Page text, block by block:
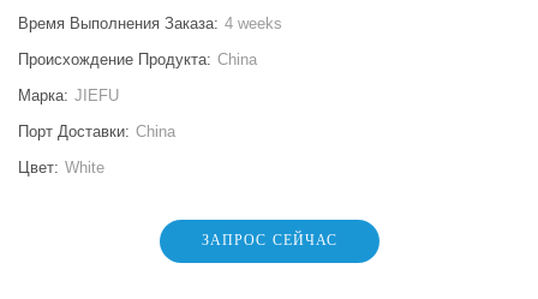
Время Выполнения Заказа: 4 weeks
Происхождение Продукта: China
Марка: JIEFU
Порт Доставки: China
Цвет: White
ЗАПРОС СЕЙЧАС